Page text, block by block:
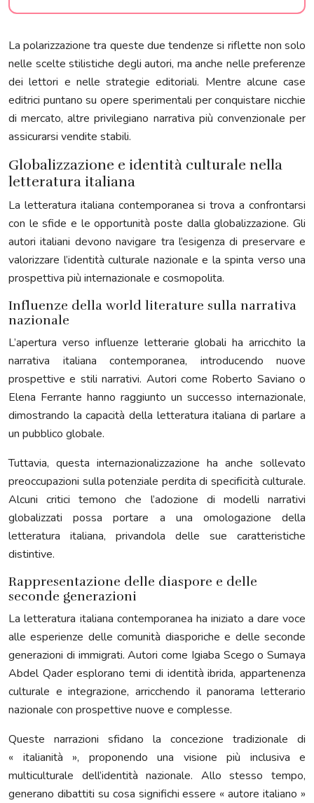
La polarizzazione tra queste due tendenze si riflette non solo
nelle scelte stilistiche degli autori, ma anche nelle preferenze
dei lettori e nelle strategie editoriali. Mentre alcune case
editrici puntano su opere sperimentali per conquistare nicchie
di mercato, altre privilegiano narrativa più convenzionale per
assicurarsi vendite stabili.
Globalizzazione e identità culturale nella
letteratura italiana
La letteratura italiana contemporanea si trova a confrontarsi
con le sfide e le opportunità poste dalla globalizzazione. Gli
autori italiani devono navigare tra l’esigenza di preservare e
valorizzare l’identità culturale nazionale e la spinta verso una
prospettiva più internazionale e cosmopolita.
Influenze della world literature sulla narrativa
nazionale
L’apertura verso influenze letterarie globali ha arricchito la
narrativa italiana contemporanea, introducendo nuove
prospettive e stili narrativi. Autori come Roberto Saviano o
Elena Ferrante hanno raggiunto un successo internazionale,
dimostrando la capacità della letteratura italiana di parlare a
un pubblico globale.
Tuttavia, questa internazionalizzazione ha anche sollevato
preoccupazioni sulla potenziale perdita di specificità culturale.
Alcuni critici temono che l’adozione di modelli narrativi
globalizzati possa portare a una omologazione della
letteratura italiana, privandola delle sue caratteristiche
distintive.
Rappresentazione delle diaspore e delle
seconde generazioni
La letteratura italiana contemporanea ha iniziato a dare voce
alle esperienze delle comunità diasporiche e delle seconde
generazioni di immigrati. Autori come Igiaba Scego o Sumaya
Abdel Qader esplorano temi di identità ibrida, appartenenza
culturale e integrazione, arricchendo il panorama letterario
nazionale con prospettive nuove e complesse.
Queste narrazioni sfidano la concezione tradizionale di
« italianità », proponendo una visione più inclusiva e
multiculturale dell’identità nazionale. Allo stesso tempo,
generano dibattiti su cosa significhi essere « autore italiano »